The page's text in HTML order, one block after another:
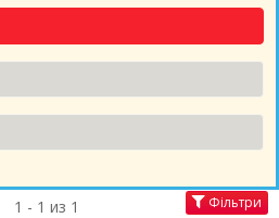
1 - 1 из 1 Фільтри